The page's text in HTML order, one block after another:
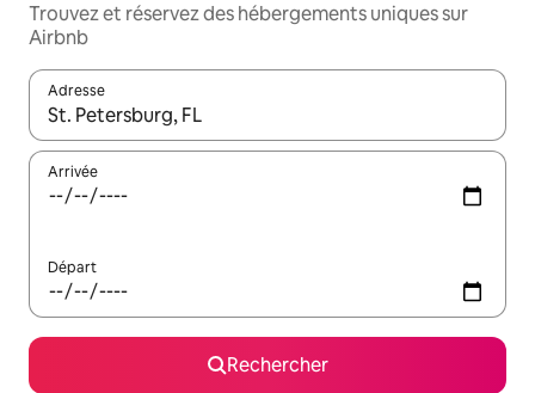
Trouvez et réservez des hébergements uniques sur
Airbnb
Adresse
Lorsque les résultats s'affichent, utilisez les flèches vers le
Arrivée
Départ
Rechercher